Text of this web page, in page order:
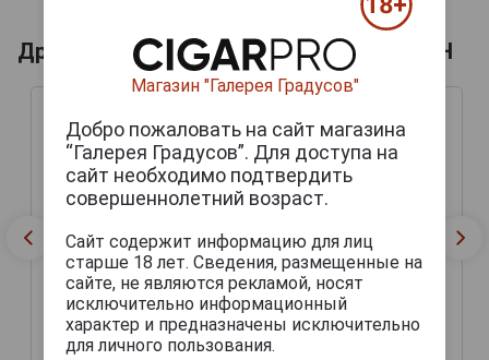
Другие продукты бренда CAMILLE BLOCH
Шоколад Camille Bloch
Mousse Milk молочный с
начинкой из
Шоколад Mousse Noir
Магазин "Галерея Градусов"
Добро пожаловать на сайт магазина
“Галерея Градусов”. Для доступа на
сайт необходимо подтвердить
совершеннолетний возраст.
Сайт содержит информацию для лиц
старше 18 лет. Сведения, размещенные на
сайте, не являются рекламой, носят
исключительно информационный
характер и предназначены исключительно
для личного пользования.